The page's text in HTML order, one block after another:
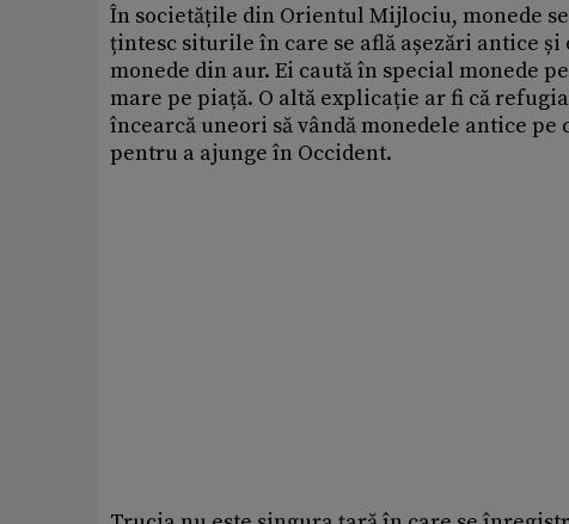
În societățile din Orientul Mijlociu, monede
țintesc siturile în care se află așezări antice
monede din aur. Ei caută în special monede
mare pe piață. O altă explicație ar fi că
încearcă uneori să vândă monedele antice
pentru a ajunge în Occident.